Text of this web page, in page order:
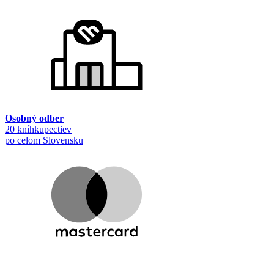
Osobný odber
20 kníhkupectiev
po celom Slovensku